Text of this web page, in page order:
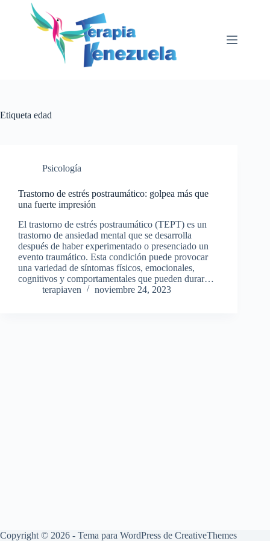
contenido
Etiqueta edad
Psicología
Trastorno de estrés postraumático: golpea más que
una fuerte impresión
El trastorno de estrés postraumático (TEPT) es un
trastorno de ansiedad mental que se desarrolla
después de haber experimentado o presenciado un
evento traumático. Esta condición puede provocar
una variedad de síntomas físicos, emocionales,
cognitivos y comportamentales que pueden durar…
terapiaven
noviembre 24, 2023
Copyright © 2026 - Tema para WordPress de CreativeThemes